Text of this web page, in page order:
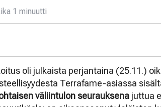
1 minuutti
oli julkaista perjantaina (25.11.)
Terrafame-asiassa
väliintulon seurauksena juttua